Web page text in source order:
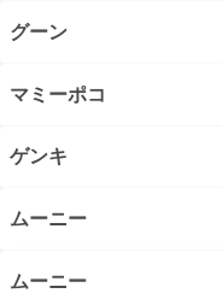
グーン
マミーポコ
ゲンキ
ムーニー
ムーニー